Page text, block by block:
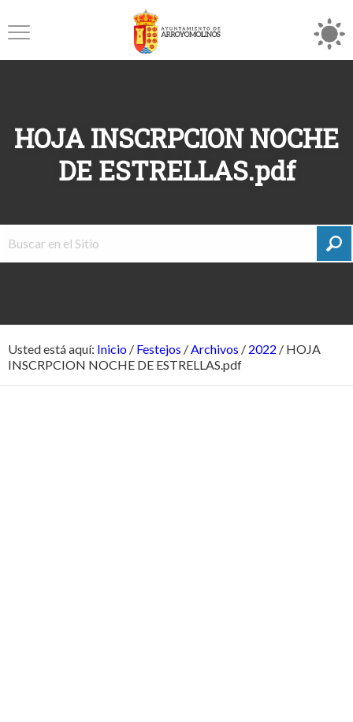
HOJA INSCRPCION NOCHE
DE ESTRELLAS.pdf
Usted está aquí: Inicio / Festejos /Archivos / 2022 / HOJA
INSCRPCION NOCHE DE ESTRELLAS.pdf